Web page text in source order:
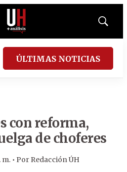
Mostrar
ÚLTIMAS NOTICIAS
con reforma,
de choferes
• Por Redacción ÚH